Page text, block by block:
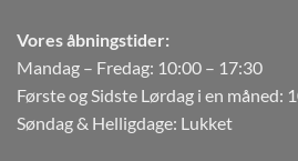
Vores åbningstider:
Mandag – Fredag: 10:00 – 17:30
Første og Sidste Lørdag i en måned:
Søndag & Helligdage: Lukket